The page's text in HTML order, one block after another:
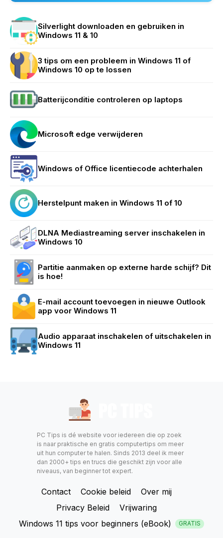
Silverlight downloaden en gebruiken in
Windows 11 & 10
3 tips om een probleem in Windows 11 of
Windows 10 op te lossen
Batterijconditie controleren op laptops
Microsoft edge verwijderen
Windows of Office licentiecode achterhalen
Herstelpunt maken in Windows 11 of 10
DLNA Mediastreaming server inschakelen in
Windows 10
Partitie aanmaken op externe harde schijf? Dit
is hoe!
E-mail account toevoegen in nieuwe Outlook
app voor Windows 11
Audio apparaat inschakelen of uitschakelen in
Windows 11
PC Tips is dé website voor iedereen die op zoek
is naar praktische en gratis computertips om meer
uit hun computer te halen. Sinds 2013 deel ik meer
dan 2000+ tips en trucs die geschikt zijn voor alle
niveaus, van beginner tot expert.
Contact Cookie beleid
Over mij
Privacy Beleid
Vrijwaring
Windows 11 tips voor beginners (eBook)
GRATIS